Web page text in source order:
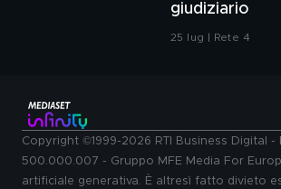
giudiziario
25 lug | Rete 4
Copyright ©1999-2026 RTI Business Digital
500.000.007 - Gruppo MFE Media For
artificiale generativa. È altresì fatto divieto